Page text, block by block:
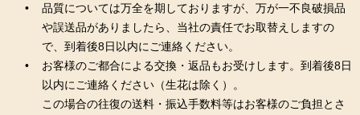
品質については万全を期しておりますが、万が一不良破損品
や誤送品がありましたら、当社の責任でお取替えしますの
で、到着後8日以内にご連絡ください。
お客様のご都合による交換・返品もお受けします。到着後8日
以内にご連絡ください（生花は除く）。
この場合の往復の送料・振込手数料等はお客様のご負担とさ